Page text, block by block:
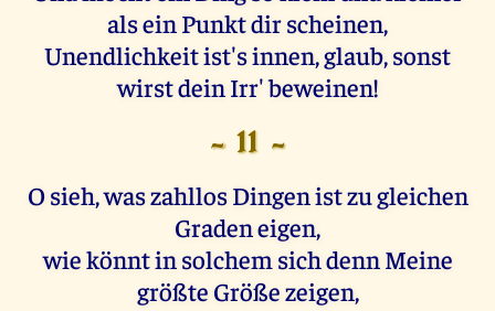
als ein Punkt dir scheinen,
Unendlichkeit ist's innen, glaub, sonst
wirst dein Irr' beweinen!
- 11 -
O sieh, was zahllos Dingen ist zu gleichen
Graden eigen,
wie könnt in solchem sich denn Meine
größte Größe zeigen,